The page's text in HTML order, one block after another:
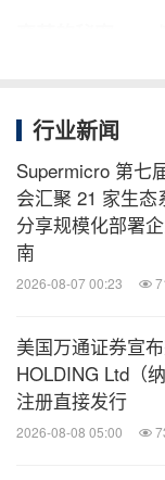
变革的秘密——
一句至今难忘的
是可以通过建设
的组织来做好准
我曾深度服务一
决定性作用的是
我变革与进化的
高效执行既定战
行业新闻
Supermicro 第七
会汇聚 21 家生态
分享规模化部署
南
2026-08-07 00:23
美国万通证券宣
HOLDING Ltd（
注册直接发行
2026-08-08 05:00